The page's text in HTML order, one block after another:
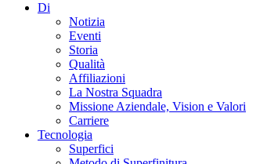
Di
Notizia
Eventi
Storia
Qualità
Affiliazioni
La Nostra Squadra
Missione Aziendale, Vision e Valori
Carriere
Tecnologia
Superfici